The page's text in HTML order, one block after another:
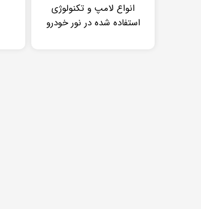
انواع لامپ و تکنولوژی
استفاده شده در نور خودرو